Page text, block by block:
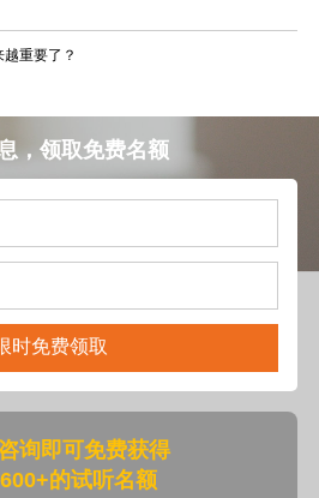
重要了？
，领取免费名额
时免费领取
询即可免费获得
的试听名额